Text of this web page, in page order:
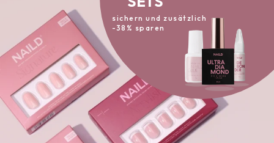
sichern und zusätzlich
-38% sparen